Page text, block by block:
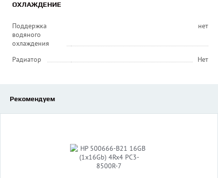
ОХЛАЖДЕНИЕ
Поддержка
водяного
охлаждения
нет
Радиатор Нет
Рекомендуем